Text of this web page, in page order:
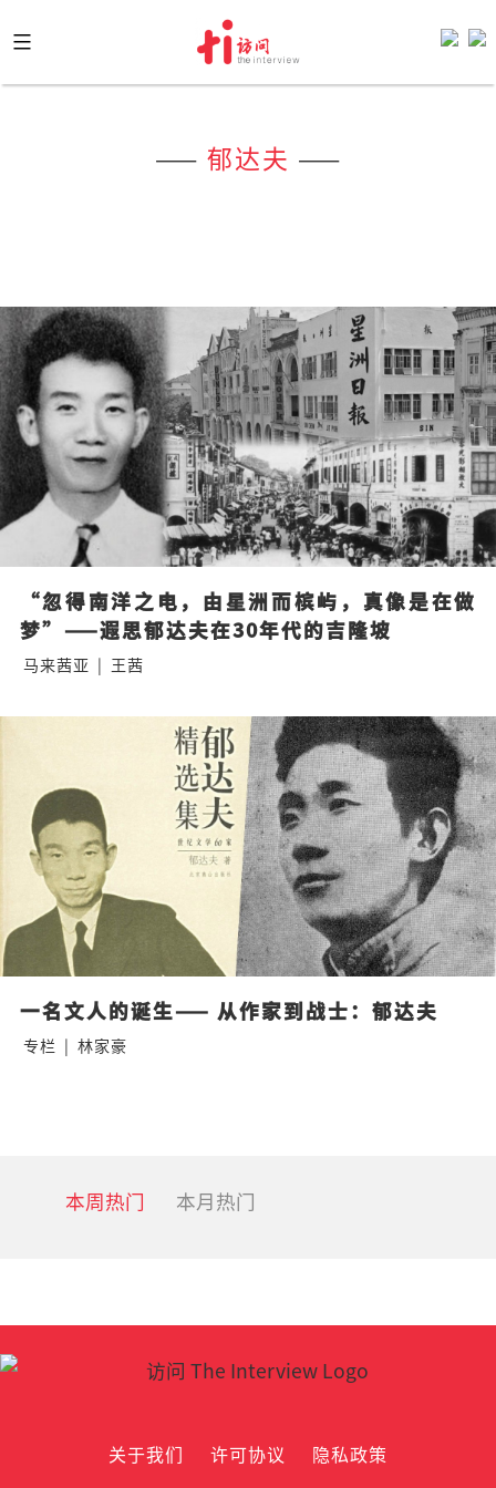
to
content
—— 郁达夫 ——
“忽得南洋之电，由星洲而槟屿，真像是在做
梦”——遐思郁达夫在30年代的吉隆坡
马来茜亚 | 王茜
一名文人的诞生—— 从作家到战士：郁达夫
专栏 | 林家豪
本周热门 本月热门
关于我们 许可协议 隐私政策